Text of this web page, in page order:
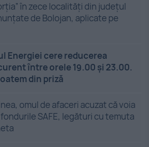
în zece localități din județul
de Bolojan, aplicate pe
Energiei cere reducerea
între orele 19.00 și 23.00.
din priză
omul de afaceri acuzat că voia
SAFE, legături cu temuta